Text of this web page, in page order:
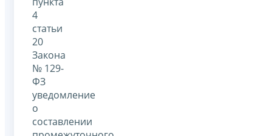
4
статьи
20
Закона
№ 129-
ФЗ
уведомление
о
составлении